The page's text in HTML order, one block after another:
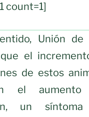
count=1]
Unión de
el
de estos
el
un